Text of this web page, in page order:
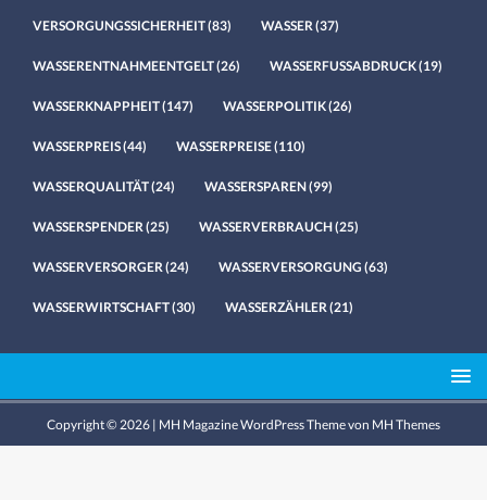
VERSORGUNGSSICHERHEIT(83) WASSER(37)
WASSERENTNAHMEENTGELT(26) WASSERFUSSABDRUCK(19)
WASSERKNAPPHEIT(147) WASSERPOLITIK(26)
WASSERPREIS(44) WASSERPREISE(110)
WASSERQUALITÄT(24) WASSERSPAREN(99)
WASSERSPENDER(25) WASSERVERBRAUCH(25)
WASSERVERSORGER(24) WASSERVERSORGUNG (63)
WASSERWIRTSCHAFT(30) WASSERZÄHLER(21)
Copyright © 2026 | MH Magazine WordPress Theme von MH Themes